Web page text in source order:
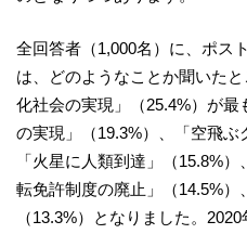
全回答者（1,000名）に、ポス
は、どのようなことか聞いた
化社会の実現」（25.4%）が
の実現」（19.3%）、「空飛ぶ
「火星に人類到達」（15.8%
転免許制度の廃止」（14.5%）
（13.3%）となりました。